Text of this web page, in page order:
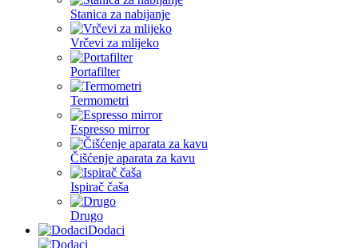
Stanica za nabijanje
Vrčevi za mlijeko
Portafilter
Termometri
Espresso mirror
Čišćenje aparata za kavu
Ispirač čaša
Drugo
Dodaci